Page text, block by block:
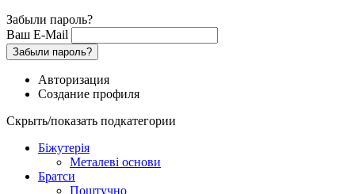
Забыли пароль?
Ваш E-Mail
Забыли пароль?
Авторизация
Создание профиля
Скрыть/показать подкатегории
Біжутерія
Металеві основи
Братси
Поштучно